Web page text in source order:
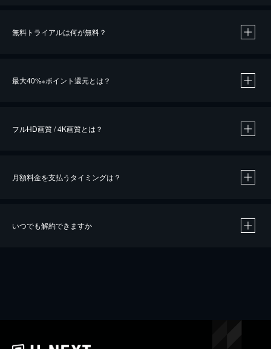
無料トライアルは何が無料？
最大40%※ポイント還元とは？
※40％ポイント還元の対象は、クレジットカード決済による作品の購入 / レンタルです。
iOSアプリのUコイン決済による作品の購入 / レンタルは、20％のポイント還元です。
フルHD画質 / 4K画質とは？
月額料金を支払うタイミングは？
いつでも解約できますか